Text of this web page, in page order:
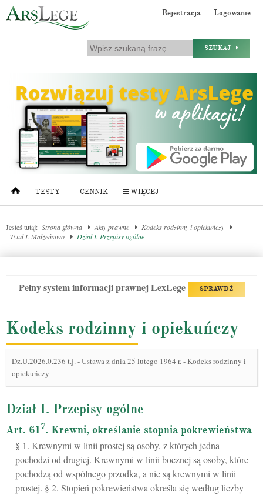
Rejestracja Logowanie
SZUKAJ
TESTY CENNIK WIĘCEJ
Jesteś tutaj: Strona główna Akty prawne
Kodeks rodzinny i opiekuńczy
Tytuł I. Małżeństwo
Dział I. Przepisy ogólne
Pełny system informacji prawnej LexLege SPRAWDŹ
Kodeks rodzinny i opiekuńczy
Dz.U.2026.0.236 t.j.-Ustawa z dnia 25 lutego 1964 r. - Kodeks rodzinny i
opiekuńczy
Dział I. Przepisy ogólne
Art. 617. Krewni, określanie stopnia pokrewieństwa
§ 1. Krewnymi w linii prostej są osoby, z których jedna
pochodzi od drugiej. Krewnymi w linii bocznej są osoby, które
pochodzą od wspólnego przodka, a nie są krewnymi w linii
prostej. § 2. Stopień pokrewieństwa określa się według liczby